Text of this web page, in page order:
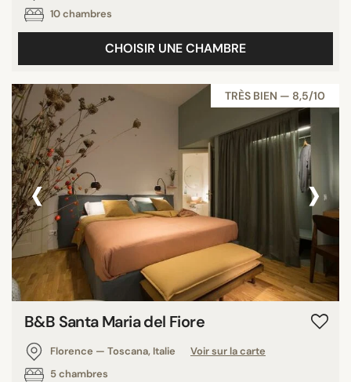
10 chambres
CHOISIR UNE CHAMBRE
TRÈS BIEN — 8,5/10
‹ ›
B&B Santa Maria del Fiore
Florence — Toscana, Italie
Voir sur la carte
5 chambres